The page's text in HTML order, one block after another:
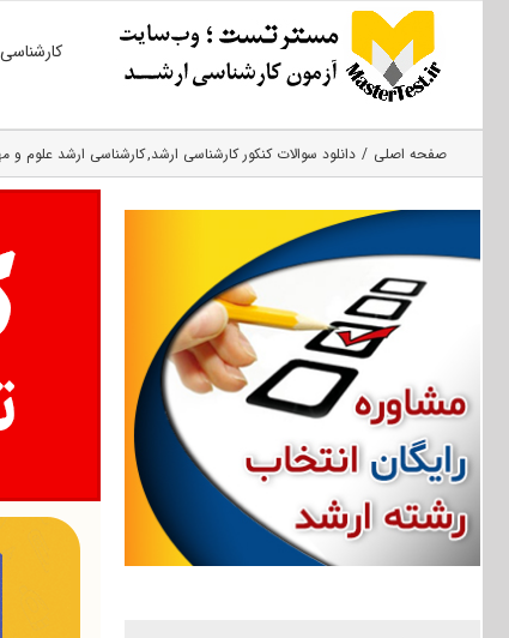
صفحه اصلی دانلود سوالات کنکور کارشناسی ارشد کارشناسی ارشد علوم و